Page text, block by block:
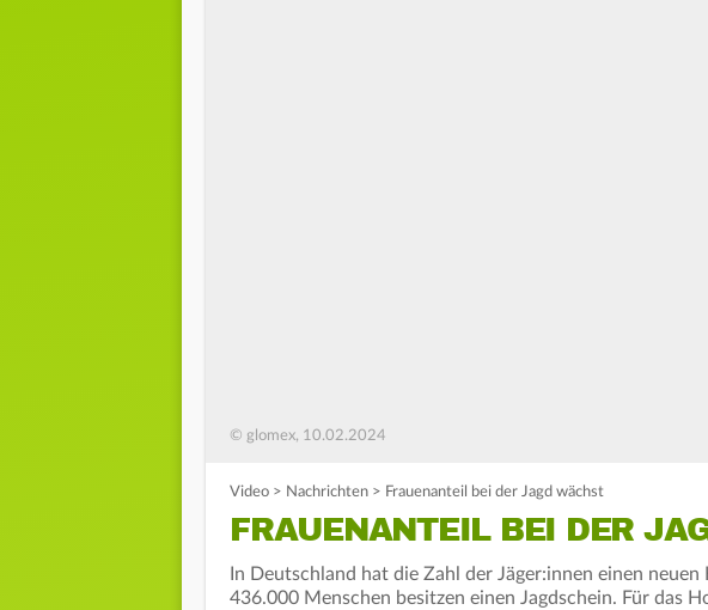
© glomex, 10.02.2024
Video > Nachrichten > Frauenanteil bei der Jagd wächst
FRAUENANTEIL BEI DER
In Deutschland hat die Zahl der Jäger:innen einen
436.000 Menschen besitzen einen Jagdschein. Für das